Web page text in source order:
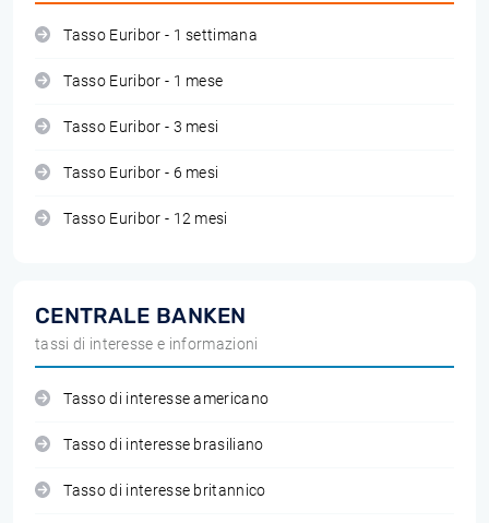
Tasso Euribor - 1 settimana
Tasso Euribor - 1 mese
Tasso Euribor - 3 mesi
Tasso Euribor - 6 mesi
Tasso Euribor - 12 mesi
CENTRALE BANKEN
tassi di interesse e informazioni
Tasso di interesse americano
Tasso di interesse brasiliano
Tasso di interesse britannico